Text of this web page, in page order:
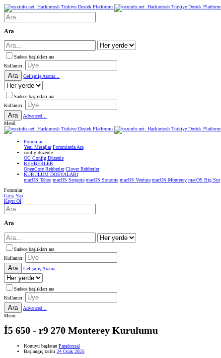
Ara
Sadece başlıkları ara
Kullanıcı:
Ara Gelişmiş Arama...
Sadece başlıkları ara
Kullanıcı:
Ara
Advanced...
Menü
Forumlar
Yeni Mesajlar Forumlarda Ara
confıg düzenle
OC Config Düzenle
REHBERLER
OpenCore Rehberler Clover Rehberler
KURULUM DOSYALARI
macOS Tahoe macOS Sequoia macOS Sonoma macOS Ventura macOS Monterey macOS Big Sur
Forumlar
Giriş Yap
Kayıt Ol
Ara
Sadece başlıkları ara
Kullanıcı:
Ara Gelişmiş Arama...
Sadece başlıkları ara
Kullanıcı:
Ara
Advanced...
Menü
İ5 650 - r9 270 Monterey Kurulumu
Konuyu başlatan Paradoxsal
Başlangıç tarihi 24 Ocak 2025